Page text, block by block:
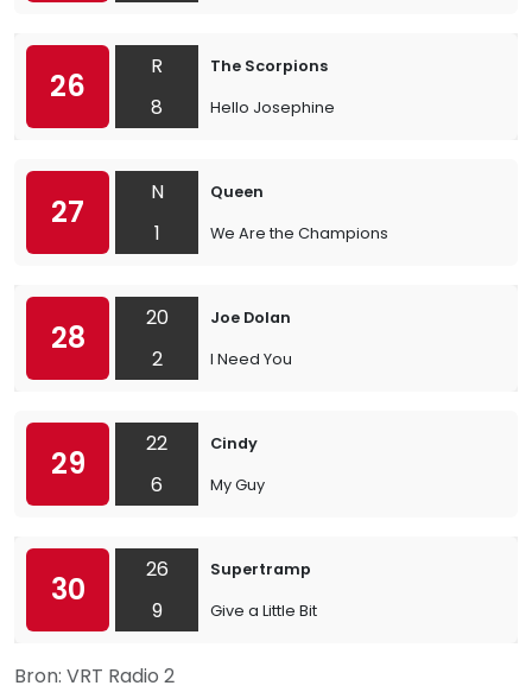
26
R
8
The Scorpions
Hello Josephine
27
N
1
Queen
We Are the Champions
28
20
2
Joe Dolan
I Need You
29
22
6
Cindy
My Guy
30
26
9
Supertramp
Give a Little Bit
Bron: VRT Radio 2